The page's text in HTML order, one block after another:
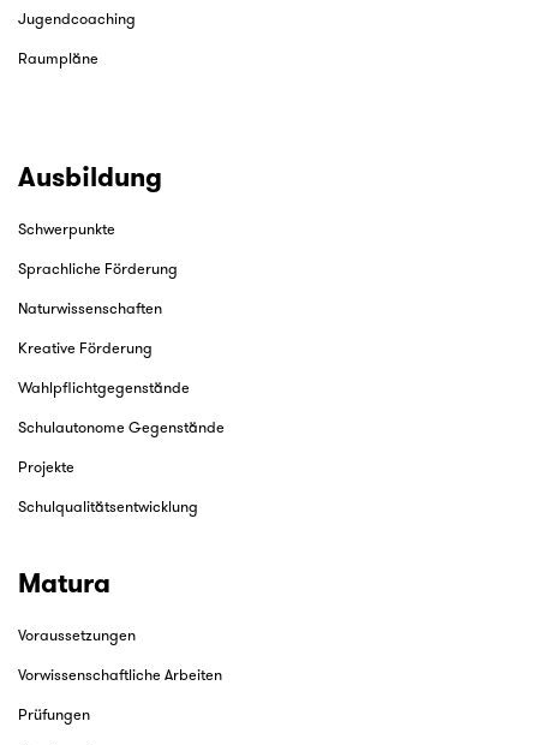
Jugendcoaching
Raumpläne
Ausbildung
Schwerpunkte
Sprachliche Förderung
Naturwissenschaften
Kreative Förderung
Wahlpflichtgegenstände
Schulautonome Gegenstände
Projekte
Schulqualitätsentwicklung
Matura
Voraussetzungen
Vorwissenschaftliche Arbeiten
Prüfungen